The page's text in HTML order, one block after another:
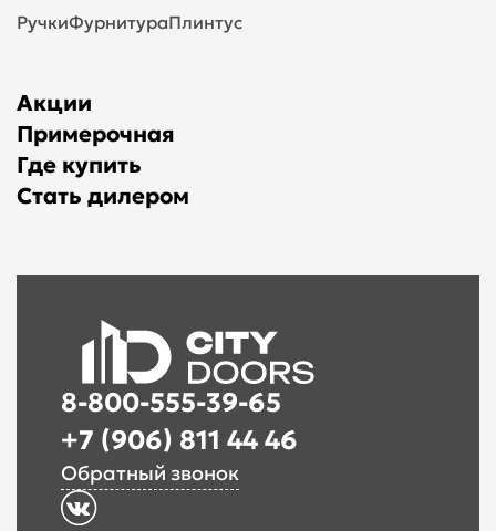
РучкиФурнитураПлинтус
Акции
Примерочная
Где купить
Стать дилером
8-800-555-39-65
+7 (906) 811 44 46
Обратный звонок